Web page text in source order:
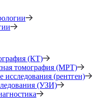
(КТ)
томография (МРТ)
исследования (рентген)
(УЗИ)